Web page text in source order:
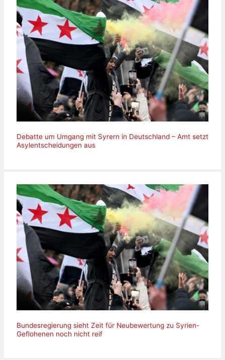
Debatte um Umgang mit Syrern in Deutschland – Amt setzt
Asylentscheidungen aus
Bundesregierung sieht Zeit für Neubewertung zu Syrien-
Geflohenen noch nicht reif